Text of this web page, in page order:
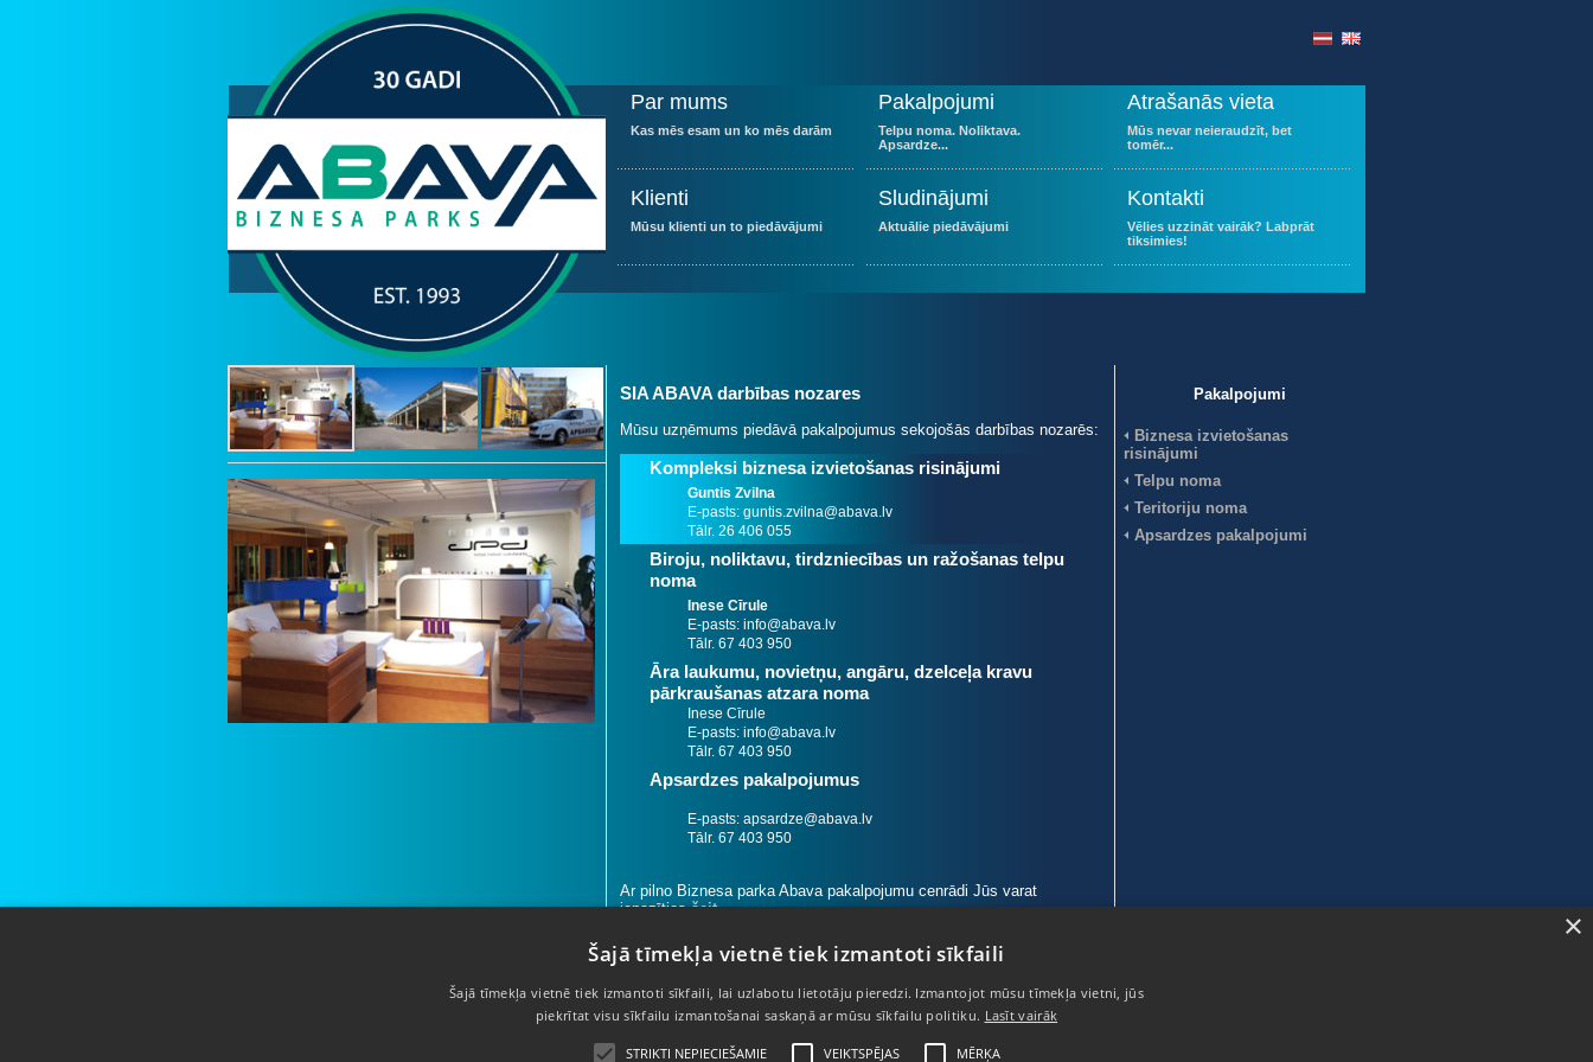
Par mums
Kas mēs esam un ko mēs darām
Pakalpojumi
Telpu noma. Noliktava.
Apsardze...
Atrašanās vieta
Mūs nevar neieraudzīt, bet
tomēr...
Klienti
Mūsu klienti un to piedāvājumi
Sludinājumi
Aktuālie piedāvājumi
Kontakti
Vēlies uzzināt vairāk? Labprāt
tiksimies!
SIA ABAVA darbības nozares
Mūsu uzņēmums piedāvā pakalpojumus sekojošās darbības nozarēs:
Kompleksi biznesa izvietošanas risinājumi
Guntis Zvilna
E-pasts: guntis.zvilna@abava.lv
Tālr. 26 406 055
Biroju, noliktavu, tirdzniecības un ražošanas telpu
noma
Inese Cīrule
E-pasts: info@abava.lv
Tālr. 67 403 950
Āra laukumu, novietņu, angāru, dzelceļa kravu
pārkraušanas atzara noma
Inese Cīrule
E-pasts: info@abava.lv
Tālr. 67 403 950
Apsardzes pakalpojumus
E-pasts: apsardze@abava.lv
Tālr. 67 403 950
Ar pilno Biznesa parka Abava pakalpojumu cenrādi Jūs varat
iepazītiesšeit.
Pakalpojumi
Biznesa izvietošanas
risinājumi
Telpu noma
Teritoriju noma
Apsardzes pakalpojumi
67 403 950- Informācijas tālrunis
67 424 705- Apsardzes dienests
×
Šajā tīmekļa vietnē tiek izmantoti sīkfaili
Šajā tīmekļa vietnē tiek izmantoti sīkfaili, lai uzlabotu lietotāju pieredzi. Izmantojot mūsu tīmekļa vietni, jūs
piekrītat visu sīkfailu izmantošanai saskaņā ar mūsu sīkfailu politiku. Lasīt vairāk
STRIKTI NEPIECIEŠAMIE VEIKTSPĒJAS MĒRĶA